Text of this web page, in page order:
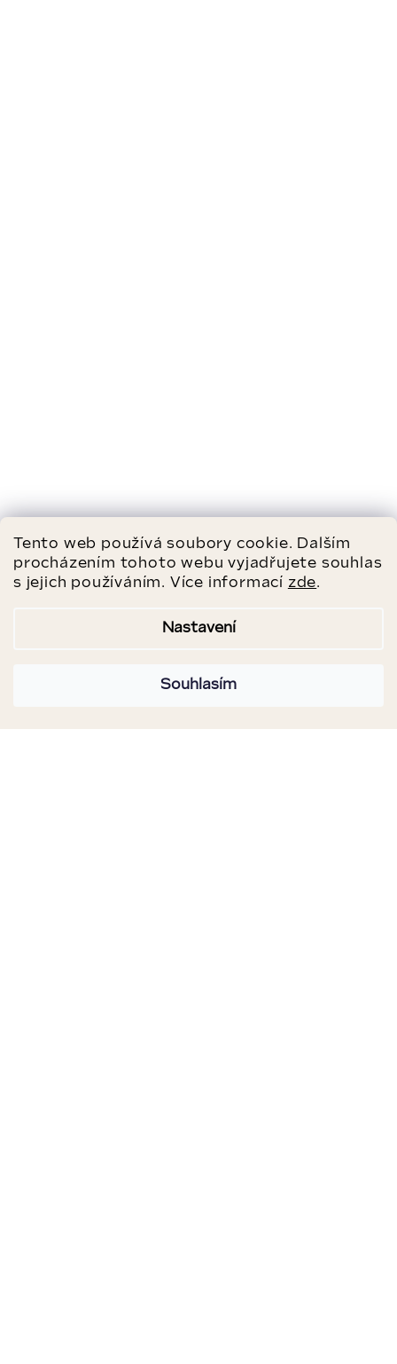
Tento web používá soubory cookie. Dalším
procházením tohoto webu vyjadřujete souhlas
s jejich používáním. Více informací zde.
Nastavení
Souhlasím